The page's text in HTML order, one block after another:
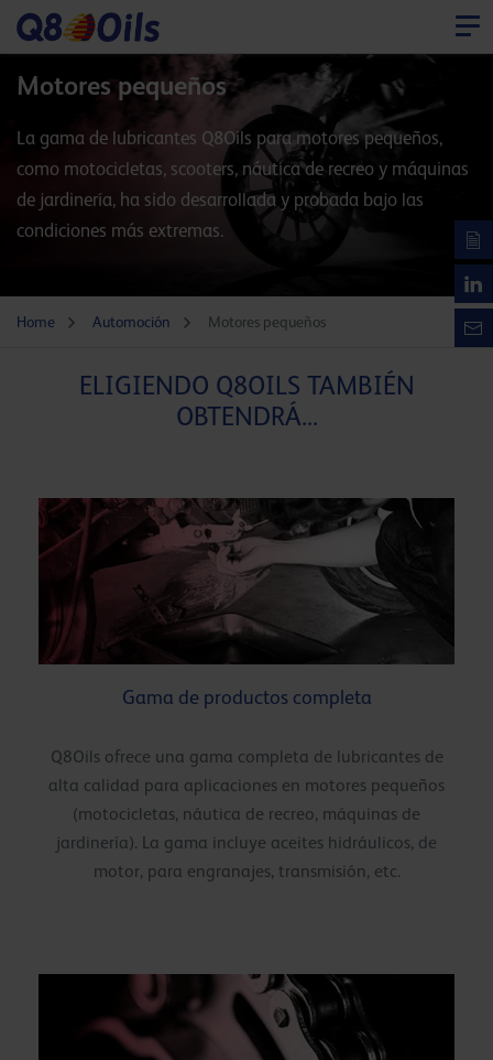
Motores pequeños
La gama de lubricantes Q8Oils para motores pequeños,
como motocicletas, scooters, náutica de recreo y máquinas
de jardinería, ha sido desarrollada y probada bajo las
condiciones más extremas.
Home Automoción Motores pequeños
ELIGIENDO Q8OILS TAMBIÉN
OBTENDRÁ...
Gama de productos completa
Q8Oils ofrece una gama completa de lubricantes de
alta calidad para aplicaciones en motores pequeños
(motocicletas, náutica de recreo, máquinas de
jardinería). La gama incluye aceites hidráulicos, de
motor, para engranajes, transmisión, etc.